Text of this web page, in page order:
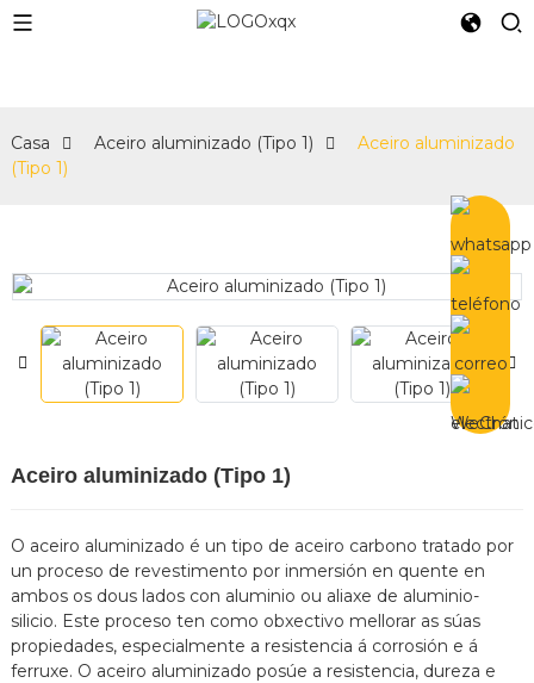
Casa Aceiro aluminizado (Tipo 1)
Aceiro aluminizado
(Tipo 1)
Aceiro aluminizado (Tipo 1)
O aceiro aluminizado é un tipo de aceiro carbono tratado por
un proceso de revestimento por inmersión en quente en
ambos os dous lados con aluminio ou aliaxe de aluminio-
silicio. Este proceso ten como obxectivo mellorar as súas
propiedades, especialmente a resistencia á corrosión e á
ferruxe. O aceiro aluminizado posúe a resistencia, dureza e